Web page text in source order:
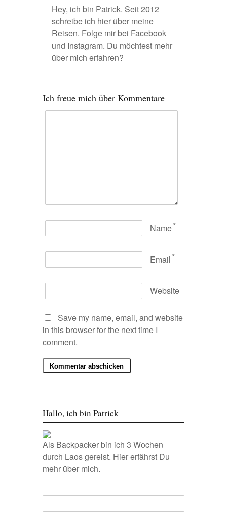
Hey, ich bin Patrick. Seit 2012
schreibe ich hier über meine
Reisen. Folge mir bei Facebook
und Instagram. Du möchtest mehr
über mich erfahren?
Ich freue mich über Kommentare
Name*
Email*
Website
Save my name, email, and website
in this browser for the next time I
comment.
Hallo, ich bin Patrick
Als Backpacker bin ich 3 Wochen
durch Laos gereist. Hier erfährst Du
mehr über mich.